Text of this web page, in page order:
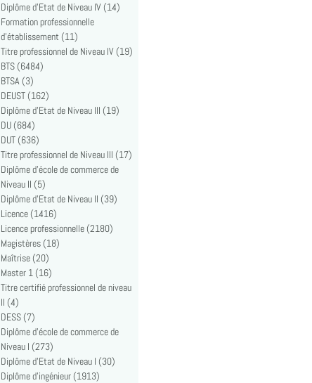
Diplôme d'Etat de Niveau IV (14)
Formation professionnelle
d'établissement (11)
Titre professionnel de Niveau IV (19)
BTS (6484)
BTSA (3)
DEUST (162)
Diplôme d'Etat de Niveau III (19)
DU (684)
DUT (636)
Titre professionnel de Niveau III (17)
Diplôme d'école de commerce de
Niveau II (5)
Diplôme d'Etat de Niveau II (39)
Licence (1416)
Licence professionnelle (2180)
Magistères (18)
Maîtrise (20)
Master 1 (16)
Titre certifié professionnel de niveau
II (4)
DESS (7)
Diplôme d'école de commerce de
Niveau I (273)
Diplôme d'Etat de Niveau I (30)
Diplôme d'ingénieur (1913)